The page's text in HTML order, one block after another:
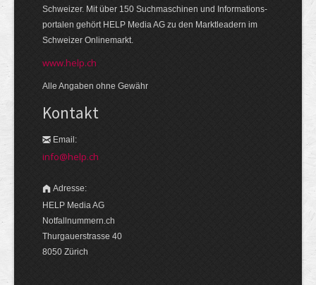
Schweizer. Mit über 150 Suchmaschinen und Informations­
portalen gehört HELP Media AG zu den Markt­leadern im
Schweizer Onlinemarkt.
www.help.ch
Alle Angaben ohne Gewähr
Kontakt
Email:
info@help.ch
Adresse:
HELP Media AG
Notfallnummern.ch
Thurgauerstrasse 40
8050 Zürich